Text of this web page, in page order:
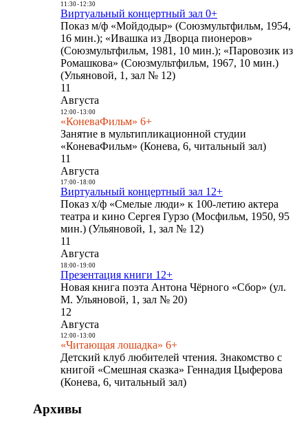
11:30- 12:30
Виртуальный концертный зал 0+
Показ м/ф «Мойдодыр» (Союзмультфильм, 1954,
16 мин.); «Ивашка из Дворца пионеров»
(Союзмультфильм, 1981, 10 мин.); «Паровозик из
Ромашкова» (Союзмультфильм, 1967, 10 мин.)
(Ульяновой, 1, зал № 12)
11
Августа
12:00- 13:00
«КоневаФильм» 6+
Занятие в мультипликационной студии
«КоневаФильм» (Конева, 6, читальный зал)
11
Августа
17:00- 18:00
Виртуальный концертный зал 12+
Показ х/ф «Смелые люди» к 100-летию актера
театра и кино Сергея Гурзо (Мосфильм, 1950, 95
мин.) (Ульяновой, 1, зал № 12)
11
Августа
18:00- 19:00
Презентация книги 12+
Новая книга поэта Антона Чёрного «Сбор» (ул.
М. Ульяновой, 1, зал № 20)
12
Августа
12:00- 13:00
«Читающая лошадка» 6+
Детский клуб любителей чтения. Знакомство с
книгой «Смешная сказка» Геннадия Цыферова
(Конева, 6, читальный зал)
Архивы